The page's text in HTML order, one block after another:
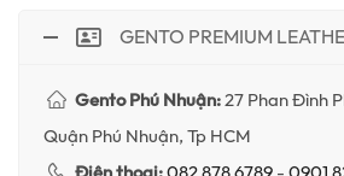
GENTO PREMIUM
Gento Phú Nhuận:27 Phan Đình
Quận Phú Nhuận, Tp HCM